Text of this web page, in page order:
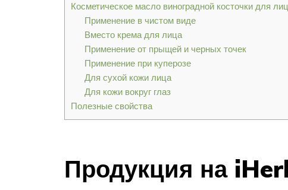
Косметическое масло виноградной косточки для
Применение в чистом виде
Вместо крема для лица
Применение от прыщей и черных точек
Применение при куперозе
Для сухой кожи лица
Для кожи вокруг глаз
Полезные свойства
Продукция на